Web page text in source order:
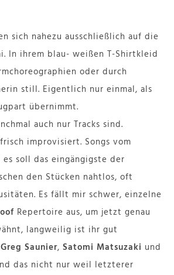
sich nahezu ausschließlich auf die
In ihrem blau- weißen T-Shirtkleid
oder durch
still. Eigentlich nur einmal, als
übernimmt.
auch nur Tracks sind.
improvisiert. Songs vom
es soll das eingängigste der
den Stücken nahtlos, oft
Es fällt mir schwer, einzelne
Repertoire aus, um jetzt genau
langweilig ist ihr gut
Greg Saunier, Satomi Matsuzaki und
das nicht nur weil letzterer